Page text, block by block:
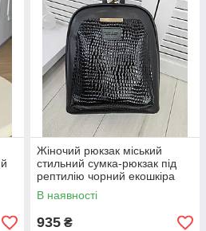
Жіночий рюкзак міський
стильний сумка-рюкзак під
рептилію чорний екошкіра
В наявності
935 ₴